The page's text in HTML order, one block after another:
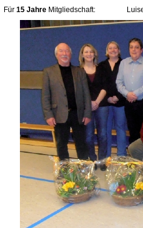
Für 15 Jahre Mitgliedschaft: